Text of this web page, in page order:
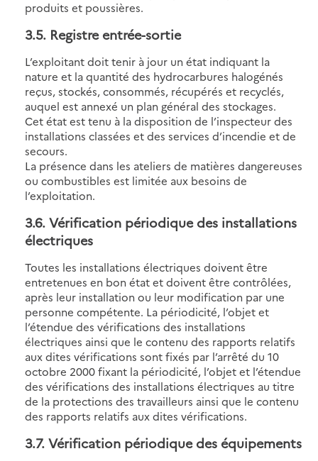
produits et poussières.
3.5. Registre entrée-sortie
L’exploitant doit tenir à jour un état indiquant la
nature et la quantité des hydrocarbures halogénés
reçus, stockés, consommés, récupérés et recyclés,
auquel est annexé un plan général des stockages.
Cet état est tenu à la disposition de l’inspecteur des
installations classées et des services d’incendie et de
secours.
La présence dans les ateliers de matières dangereuses
ou combustibles est limitée aux besoins de
l’exploitation.
3.6. Vérification périodique des installations
électriques
Toutes les installations électriques doivent être
entretenues en bon état et doivent être contrôlées,
après leur installation ou leur modification par une
personne compétente. La périodicité, l’objet et
l’étendue des vérifications des installations
électriques ainsi que le contenu des rapports relatifs
aux dites vérifications sont fixés par l’arrêté du 10
octobre 2000 fixant la périodicité, l’objet et l’étendue
des vérifications des installations électriques au titre
de la protections des travailleurs ainsi que le contenu
des rapports relatifs aux dites vérifications.
3.7. Vérification périodique des équipements